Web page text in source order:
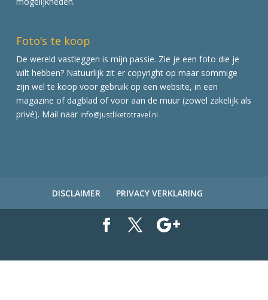
Foto’s te koop
De wereld vastleggen is mijn passie. Zie je een foto die je
wilt hebben? Natuurlijk zit er copyright op maar sommige
zijn wel te koop voor gebruik op een website, in een
magazine of dagblad of voor aan de muur (zowel zakelijk als
privé). Mail naar info@justliketotravel.nl
DISCLAIMER PRIVACY VERKLARING